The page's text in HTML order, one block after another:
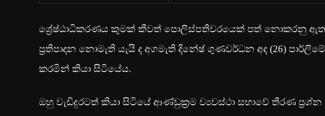
ශ්‍රේෂ්ඨාධිකරණය කුමක් කීවත් පොලිස්පතිවරයෙක් පත් නොකරනු
ප්‍රතිපාදන නොමැති යැයි ද අගමැති දිනේෂ් ගුණවර්ධන අද (26)
කරමින් කියා සිටියේය.
ඔහු වැඩිදුරටත් කියා සිටියේ ආණ්ඩුක්‍රම ව්‍යවස්ථා සභාවේ තීරණ